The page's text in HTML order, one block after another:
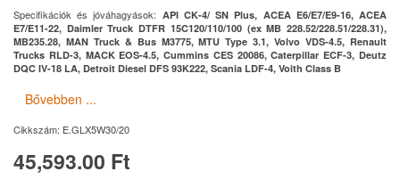
Specifikációk és jóváhagyások: API CK-4/ SN Plus, ACEA E6/E7/E9-16, ACEA
E7/E11-22, Daimler Truck DTFR 15C120/110/100 (ex MB 228.52/228.51/228.31),
MB235.28, MAN Truck & Bus M3775, MTU Type 3.1, Volvo VDS-4.5, Renault
Trucks RLD-3, MACK EOS-4.5, Cummins CES 20086, Caterpillar ECF-3, Deutz
DQC IV-18 LA, Detroit Diesel DFS 93K222, Scania LDF-4, Voith Class B
Bővebben ...
Cikkszám: E.GLX5W30/20
45,593.00 Ft